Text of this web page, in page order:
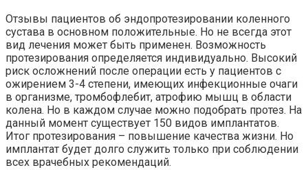
Отзывы пациентов об эндопротезировании коленного
сустава в основном положительные. Но не всегда этот
вид лечения может быть применен. Возможность
протезирования определяется индивидуально. Высокий
риск осложнений после операции есть у пациентов с
ожирением 3-4 степени, имеющих инфекционные очаги
в организме, тромбофлебит, атрофию мышц в области
колена. Но в каждом случае можно подобрать протез. На
данный момент существует 150 видов имплантатов.
Итог протезирования – повышение качества жизни. Но
имплантат будет долго служить только при соблюдении
всех врачебных рекомендаций.